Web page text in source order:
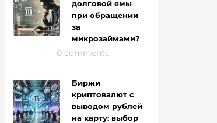
долговой ямы
при обращении
за
микрозаймами?
0 comments
Биржи
криптовалют с
выводом рублей
на карту: выбор